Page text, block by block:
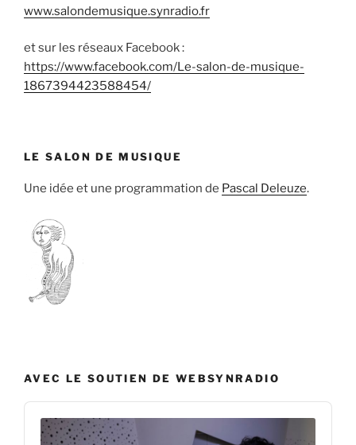
www.salondemusique.synradio.fr
et sur les réseaux Facebook :
https://www.facebook.com/Le-salon-de-musique-
1867394423588454/
LE SALON DE MUSIQUE
Une idée et une programmation de Pascal Deleuze.
AVEC LE SOUTIEN DE WEBSYNRADIO
Audio
Player